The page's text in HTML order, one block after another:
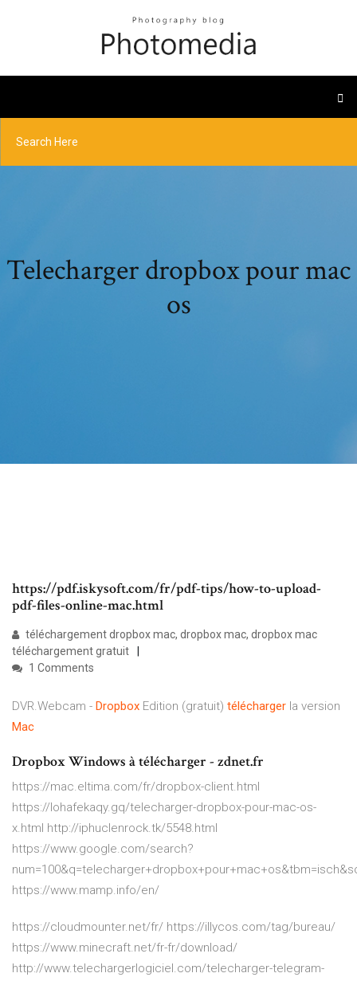
Telecharger dropbox pour mac
os
https://pdf.iskysoft.com/fr/pdf-tips/how-to-upload-
pdf-files-online-mac.html
téléchargement dropbox mac, dropbox mac, dropbox mac
téléchargement gratuit
1 Comments
DVR.Webcam - Dropbox Edition (gratuit) télécharger la version
Mac
Dropbox Windows à télécharger - zdnet.fr
https://mac.eltima.com/fr/dropbox-client.html
https://lohafekaqy.gq/telecharger-dropbox-pour-mac-os-
x.html http://iphuclenrock.tk/5548.html
https://www.google.com/search?
https://www.mamp.info/en/
https://cloudmounter.net/fr/ https://illycos.com/tag/bureau/
https://www.minecraft.net/fr-fr/download/
http://www.telechargerlogiciel.com/telecharger-telegram-